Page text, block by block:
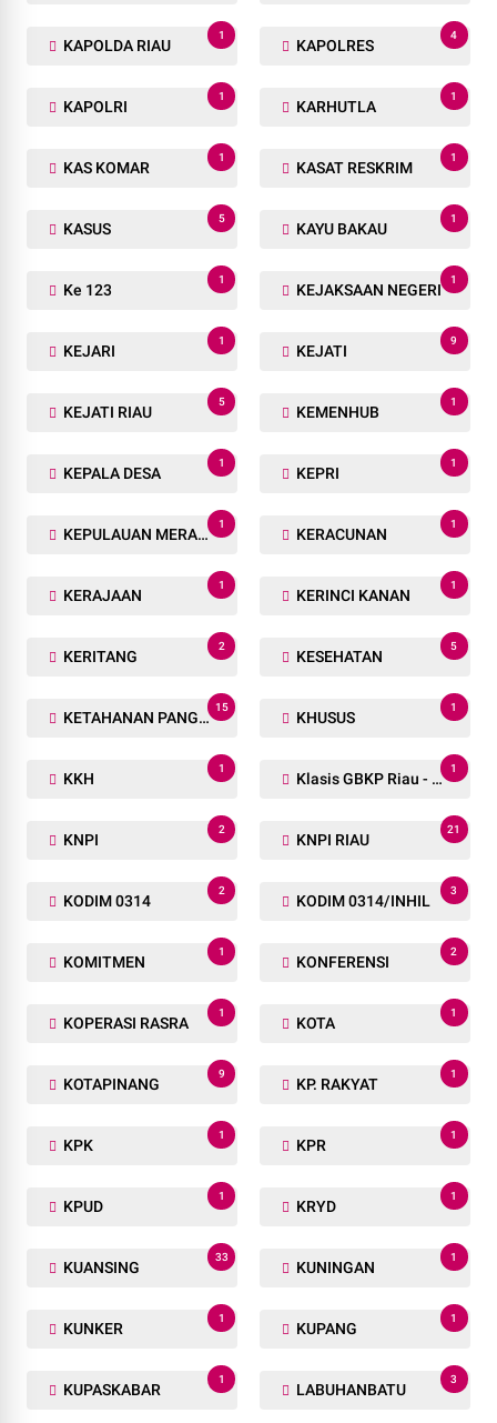
KAPOLDA RIAU
1
KAPOLRES
4
KAPOLRI
1
KARHUTLA
1
KAS KOMAR
1
KASAT RESKRIM
1
KASUS
5
KAYU BAKAU
1
Ke 123
1
KEJAKSAAN NEGERI
1
KEJARI
1
KEJATI
9
KEJATI RIAU
5
KEMENHUB
1
KEPALA DESA
1
KEPRI
1
KEPULAUAN MERANTI
1
KERACUNAN
1
KERAJAAN
1
KERINCI KANAN
1
KERITANG
2
KESEHATAN
5
KETAHANAN PANGAN
15
KHUSUS
1
KKH
1
Klasis GBKP Riau - Sumbar.
1
KNPI
2
KNPI RIAU
21
KODIM 0314
2
KODIM 0314/INHIL
3
KOMITMEN
1
KONFERENSI
2
KOPERASI RASRA
1
KOTA
1
KOTAPINANG
9
KP. RAKYAT
1
KPK
1
KPR
1
KPUD
1
KRYD
1
KUANSING
33
KUNINGAN
1
KUNKER
1
KUPANG
1
KUPASKABAR
1
LABUHANBATU
3